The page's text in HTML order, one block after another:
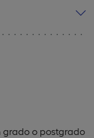
grado o postgrado